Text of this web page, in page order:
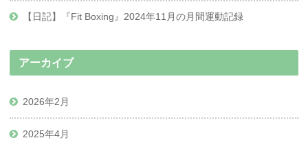
【日記】『Fit Boxing』2024年11月の月間運動記録
アーカイブ
2026年2月
2025年4月